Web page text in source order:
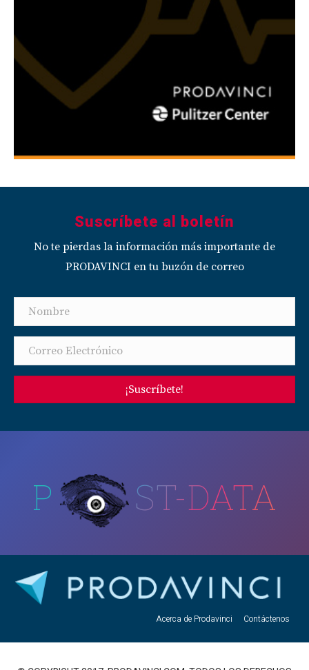
Suscríbete al boletín
No te pierdas la información más importante de
PRODAVINCI en tu buzón de correo
¡Suscríbete!
P ST-DATA
Acerca de Prodavinci Contáctenos